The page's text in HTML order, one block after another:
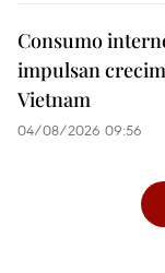
Consumo
impulsan
Vietnam
04/08/2026 09:56